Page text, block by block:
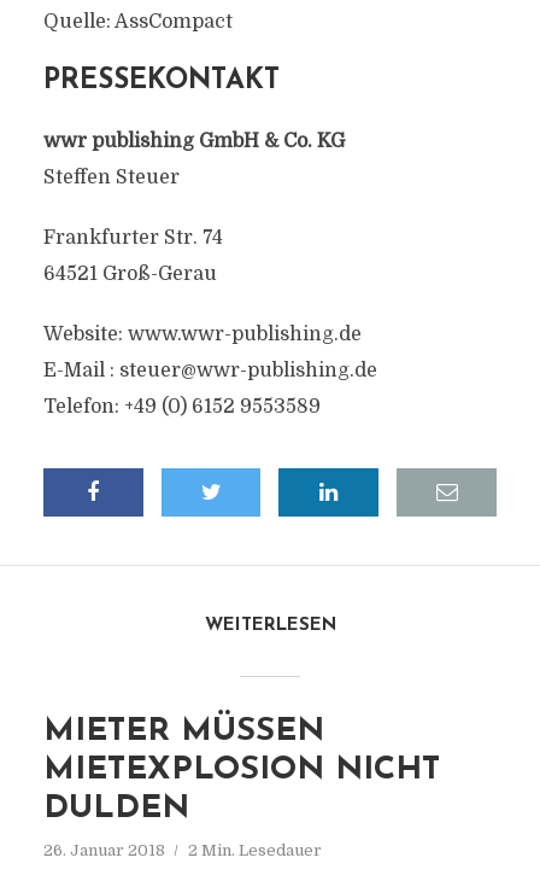
Quelle: AssCompact
PRESSEKONTAKT
wwr publishing GmbH & Co. KG
Steffen Steuer
Frankfurter Str. 74
64521 Groß-Gerau
Website: www.wwr-publishing.de
E-Mail : steuer@wwr-publishing.de
Telefon: +49 (0) 6152 9553589
WEITERLESEN
MIETER MÜSSEN
MIETEXPLOSION NICHT
DULDEN
26. Januar 2018 2 Min. Lesedauer